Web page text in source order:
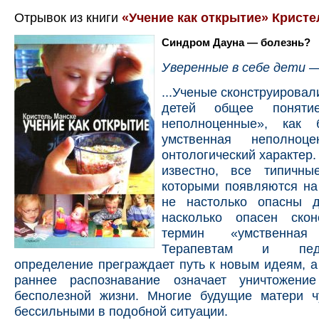
Отрывок из книги «Учение как открытие»
Синдром Дауна — болезнь?
Уверенные в себе дети
...Ученые
детей общее
неполноценные»,
умственная
онтологический
известно, все
которыми появляются
не настолько опасны
насколько опасен
термин «умственная
Терапевтам и
определение преграждает путь к новым идеям,
раннее распознавание означает
бесполезной жизни. Многие будущие матери
бессильными в подобной ситуации.